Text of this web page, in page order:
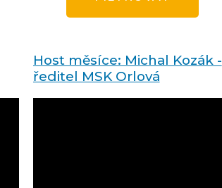
Host měsíce: Michal Kozák -
ředitel MSK Orlová